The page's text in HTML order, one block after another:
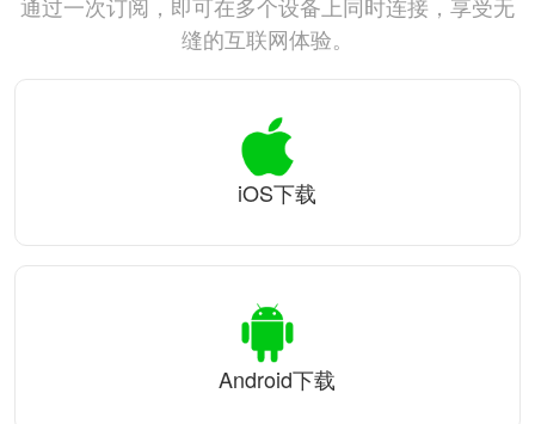
缝的互联网体验。
iOS下载
Android下载